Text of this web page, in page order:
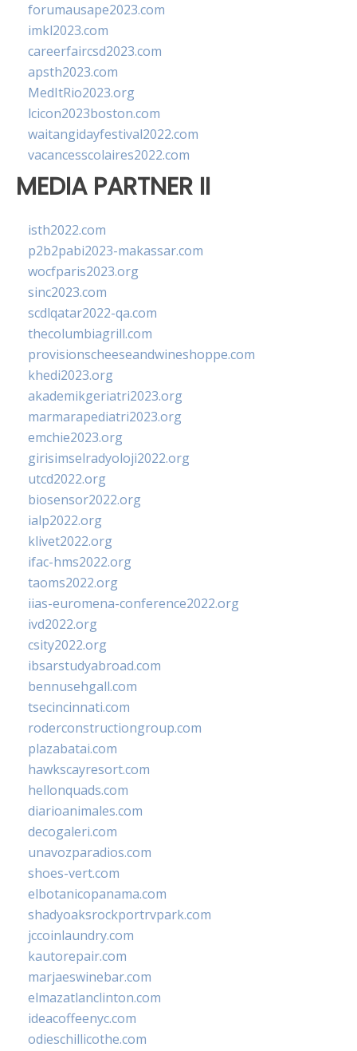
forumausape2023.com
imkl2023.com
careerfaircsd2023.com
apsth2023.com
MedItRio2023.org
lcicon2023boston.com
waitangidayfestival2022.com
vacancesscolaires2022.com
MEDIA PARTNER II
isth2022.com
p2b2pabi2023-makassar.com
wocfparis2023.org
sinc2023.com
scdlqatar2022-qa.com
thecolumbiagrill.com
provisionscheeseandwineshoppe.com
khedi2023.org
akademikgeriatri2023.org
marmarapediatri2023.org
emchie2023.org
girisimselradyoloji2022.org
utcd2022.org
biosensor2022.org
ialp2022.org
klivet2022.org
ifac-hms2022.org
taoms2022.org
iias-euromena-conference2022.org
ivd2022.org
csity2022.org
ibsarstudyabroad.com
bennusehgall.com
tsecincinnati.com
roderconstructiongroup.com
plazabatai.com
hawkscayresort.com
hellonquads.com
diarioanimales.com
decogaleri.com
unavozparadios.com
shoes-vert.com
elbotanicopanama.com
shadyoaksrockportrvpark.com
jccoinlaundry.com
kautorepair.com
marjaeswinebar.com
elmazatlanclinton.com
ideacoffeenyc.com
odieschillicothe.com